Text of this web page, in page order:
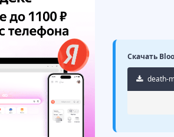
Скачать
death-